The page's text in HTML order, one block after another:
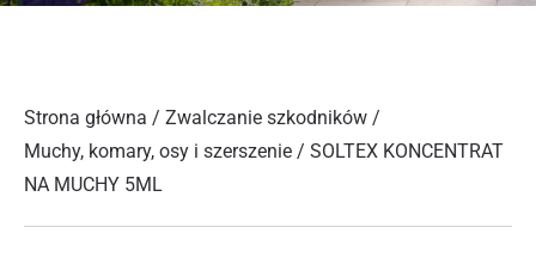
Strona główna / Zwalczanie szkodników /
Muchy, komary, osy i szerszenie / SOLTEX KONCENTRAT
NA MUCHY 5ML